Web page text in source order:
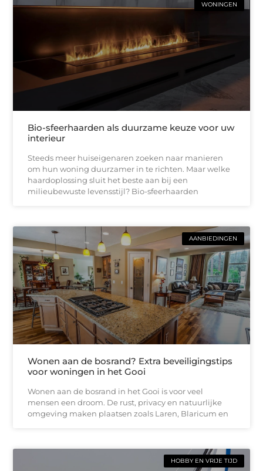
WONINGEN
Bio-sfeerhaarden als duurzame keuze voor uw
interieur
Steeds meer huiseigenaren zoeken naar manieren
om hun woning duurzamer in te richten. Maar welke
haardoplossing sluit het beste aan bij een
milieubewuste levensstijl? Bio-sfeerhaarden
AANBIEDINGEN
Wonen aan de bosrand? Extra beveiligingstips
voor woningen in het Gooi
Wonen aan de bosrand in het Gooi is voor veel
mensen een droom. De rust, privacy en natuurlijke
omgeving maken plaatsen zoals Laren, Blaricum en
HOBBY EN VRIJE TIJD